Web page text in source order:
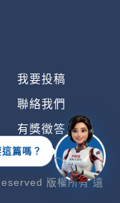
我要投稿
聯絡我們
有獎徵答
版權所有 遠
篇嗎？